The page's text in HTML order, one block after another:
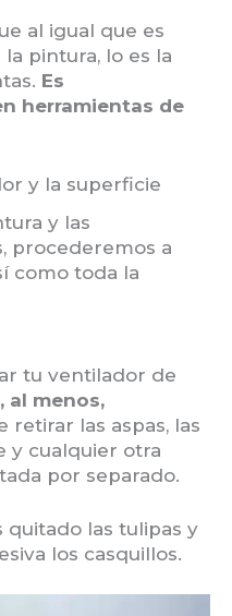
al igual que es
pintura, lo es la
Es
herramientas de
y la superficie
y las
procederemos a
como toda la
tu ventilador de
al menos,
retirar las aspas, las
y cualquier otra
por separado.
quitado las tulipas y
los casquillos.